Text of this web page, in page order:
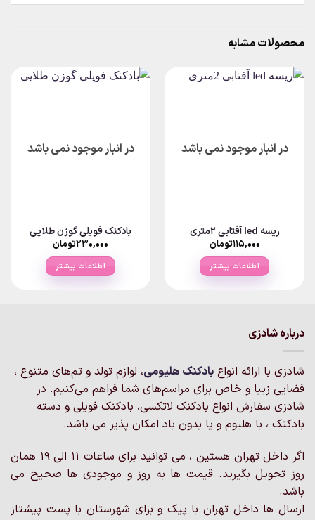
محصولات مشابه
در انبار موجود نمی باشد
ریسه led آفتابی 2متری
۱۱۵,۰۰۰تومان
اطلاعات بیشتر
در انبار موجود نمی باشد
بادکنک فویلی گوزن طلایی
۲۳۰,۰۰۰تومان
اطلاعات بیشتر
درباره شادزی
شادزی با ارائه انواع بادکنک‌ هلیومی، لوازم تولد و تم‌های متنوع ،
فضایی زیبا و خاص برای مراسم‌های شما فراهم می‌کنیم. در
شادزی سفارش انواع بادکنک لاتکسی، بادکنک فویلی و دسته
بادکنک ، با هلیوم و یا بدون باد امکان پذیر می باشد.
اگر داخل تهران هستین ، می توانید برای ساعات 11 الی 19 همان
روز تحویل بگیرید. قیمت ها به روز و موجودی ها صحیح می
باشد.
ارسال ها داخل تهران با پیک و برای شهرستان با پست پیشتاز